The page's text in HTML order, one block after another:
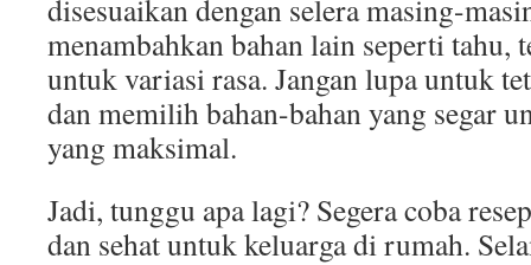
disesuaikan dengan selera masing-
menambahkan bahan lain seperti tahu,
untuk variasi rasa. Jangan lupa untuk
dan memilih bahan-bahan yang segar
yang maksimal.
Jadi, tunggu apa lagi? Segera coba
dan sehat untuk keluarga di rumah.